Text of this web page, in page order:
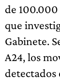
de 100.000
que
Gabinete.
A24, los
detectados